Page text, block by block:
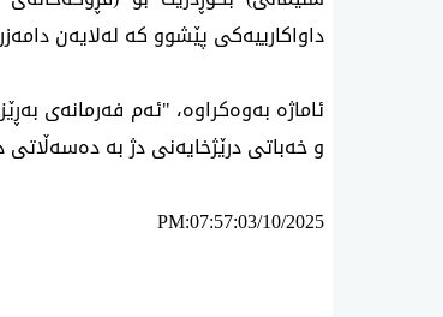
داواکارییەکی پێشوو کە لەلایەن
ئاماژە بەوەکراوە، "ئەم فەرمانەی
و خەباتی درێژخایەنی دژ بە دەسەڵاتی
PM:07:57:03/10/2025